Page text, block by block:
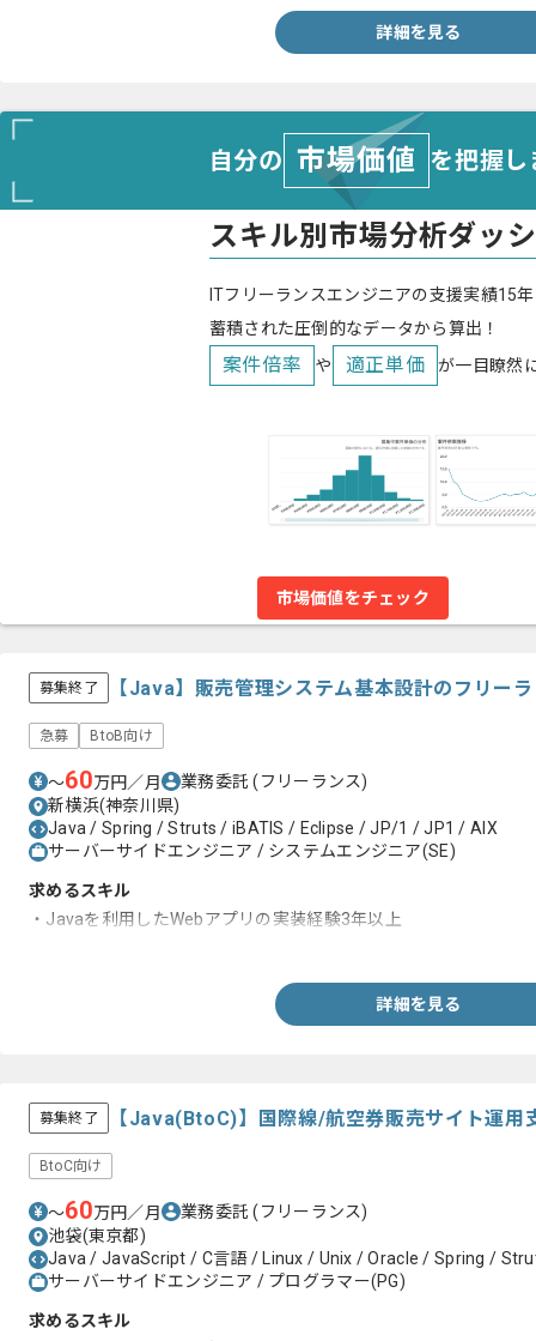
詳細を見る
自分の 市場価値 を把握
スキル別市場分析ダッ
ITフリーランスエンジニアの支援実績15
蓄積された圧倒的なデータから算出！
案件倍率 や 適正単価 が一目瞭然
市場価値をチェック
募集終了 【Java】販売管理システム基本設計のフリー
急募 BtoB向け
〜60万円／月 業務委託(フリーランス)
新横浜(神奈川県)
Java / Spring / Struts / iBATIS / Eclipse / JP/1 / JP1 / AIX
サーバーサイドエンジニア / システムエンジニア(SE)
求めるスキル
・Javaを利用したWebアプリの実装経験3年以上
詳細を見る
募集終了 【Java(BtoC)】国際線/航空券販売サイト運用
BtoC向け
〜60万円／月 業務委託(フリーランス)
池袋(東京都)
Java / JavaScript / C言語 / Linux / Unix / Oracle / Spring /
サーバーサイドエンジニア / プログラマー(PG)
求めるスキル